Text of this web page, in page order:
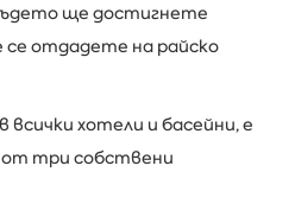
ще достигнете
се отдадете на райско
всички хотели и басейни, е
от три собствени